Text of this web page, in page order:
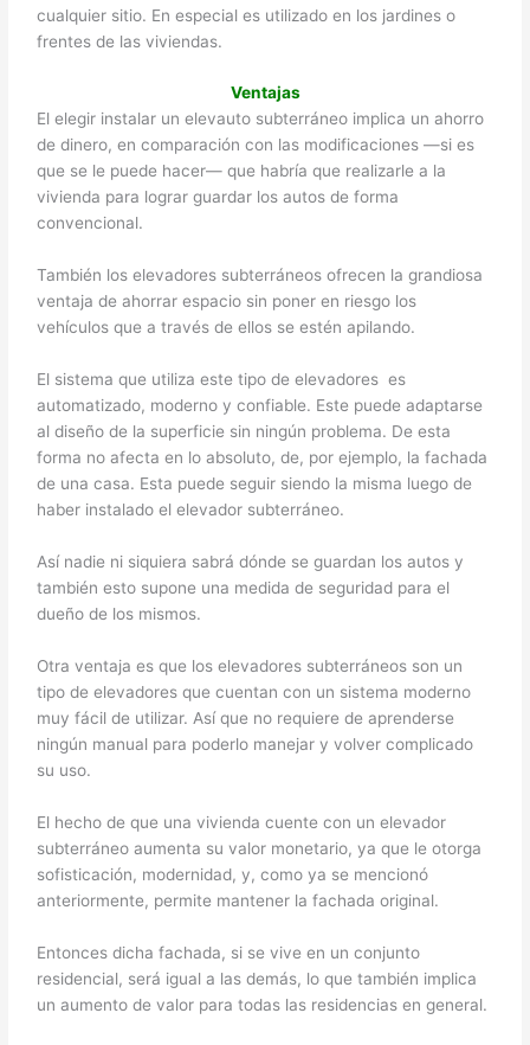
cualquier sitio. En especial es utilizado en los jardines o
frentes de las viviendas.
Ventajas
El elegir instalar un elevauto subterráneo implica un ahorro
de dinero, en comparación con las modificaciones —si es
que se le puede hacer— que habría que realizarle a la
vivienda para lograr guardar los autos de forma
convencional.
También los elevadores subterráneos ofrecen la grandiosa
ventaja de ahorrar espacio sin poner en riesgo los
vehículos que a través de ellos se estén apilando.
El sistema que utiliza este tipo de elevadores es
automatizado, moderno y confiable. Este puede adaptarse
al diseño de la superficie sin ningún problema. De esta
forma no afecta en lo absoluto, de, por ejemplo, la fachada
de una casa. Esta puede seguir siendo la misma luego de
haber instalado el elevador subterráneo.
Así nadie ni siquiera sabrá dónde se guardan los autos y
también esto supone una medida de seguridad para el
dueño de los mismos.
Otra ventaja es que los elevadores subterráneos son un
tipo de elevadores que cuentan con un sistema moderno
muy fácil de utilizar. Así que no requiere de aprenderse
ningún manual para poderlo manejar y volver complicado
su uso.
El hecho de que una vivienda cuente con un elevador
subterráneo aumenta su valor monetario, ya que le otorga
sofisticación, modernidad, y, como ya se mencionó
anteriormente, permite mantener la fachada original.
Entonces dicha fachada, si se vive en un conjunto
residencial, será igual a las demás, lo que también implica
un aumento de valor para todas las residencias en general.